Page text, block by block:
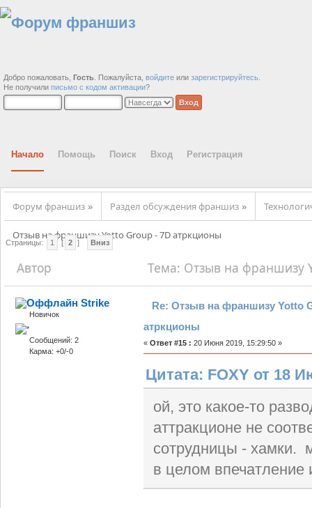
Добро пожаловать, Гость . Пожалуйста, войдите или зарегистрируйтесь
Не получили письмо с кодом активации?
Начало Помощь Поиск Вход Регистрация
Форум франшиз » Раздел обсуждения франшиз »
Отзыв на франшизу Yotto Group - 7D атркционы
Страницы: 1 [ 2 ] Вниз
Автор Тема: Отзыв на франшизу
Strike
Новичок
Сообщений: 2
Карма: +0/-0
Re: Отзыв на франшизу Yotto
атркционы
« Ответ #15 : 20 Июня 2019, 15:29:50 »
Цитата: FOXY от 18
ой, это какое-то
аттракционе не
сотрудницы - хамки.
в целом впечатление